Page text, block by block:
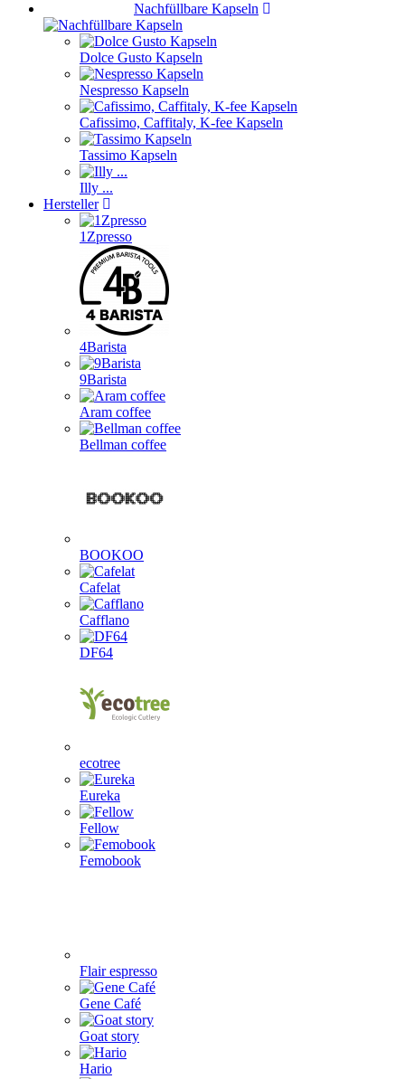
Nachfüllbare Kapseln
Dolce Gusto Kapseln
Nespresso Kapseln
Cafissimo, Caffitaly, K-fee Kapseln
Tassimo Kapseln
Illy ...
Hersteller
1Zpresso
4Barista
9Barista
Aram coffee
Bellman coffee
BOOKOO
Cafelat
Cafflano
DF64
ecotree
Eureka
Fellow
Femobook
Flair espresso
Gene Café
Goat story
Hario